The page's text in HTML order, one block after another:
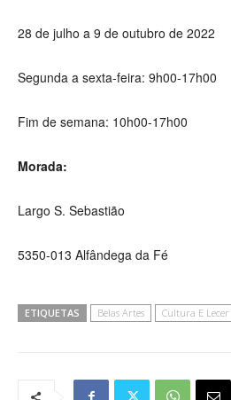
28 de julho a 9 de outubro de 2022
Segunda a sexta-feira: 9h00-17h00
Fim de semana: 10h00-17h00
Morada:
Largo S. Sebastião
5350-013 Alfândega da Fé
ETIQUETAS Belas Artes Cultura E Lecer